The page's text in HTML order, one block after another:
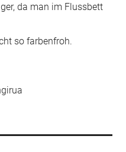
da man im Flussbett
so farbenfroh.